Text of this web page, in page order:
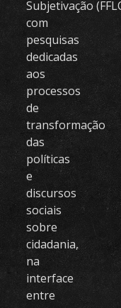
Subjetivação
com
pesquisas
dedicadas
aos
processos
de
transformação
das
políticas
e
discursos
sociais
sobre
cidadania,
na
interface
entre